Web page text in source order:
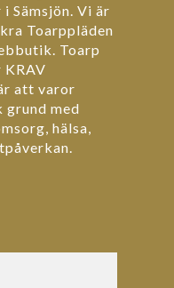
Sämsjön. Vi är
Toarppläden
Toarp
KRAV
att varor
grund med
hälsa,